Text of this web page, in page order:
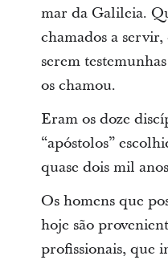
mar da Galileia.
chamados a
serem
os chamou.
Eram os doze
“apóstolos”
quase dois mil
Os homens que
hoje são
profissionais, que